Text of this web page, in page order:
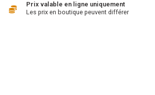
Prix valable en ligne uniquement
Les prix en boutique peuvent différer